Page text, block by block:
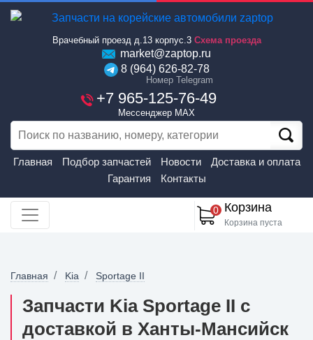
Врачебный проезд д.13 корпус.3 Схема проезда
market@zaptop.ru
8 (964) 626-82-78
Номер Telegram
+7 965-125-76-49
Мессенджер MAX
Главная Подбор запчастей Новости
Доставка и оплата
Гарантия
Контакты
0 Корзина
Корзина пуста
Главная Kia Sportage II
Запчасти Kia Sportage II с
доставкой в Ханты-Мансийск